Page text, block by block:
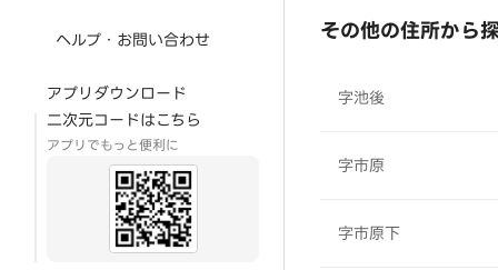
ヘルプ・お問い合わせ
アプリダウンロード
二次元コードはこちら
アプリでもっと便利に
その他の住所から
字池後
字市原
字市原下